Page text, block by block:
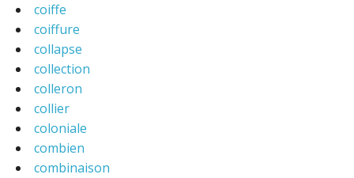
coiffe
coiffure
collapse
collection
colleron
collier
coloniale
combien
combinaison